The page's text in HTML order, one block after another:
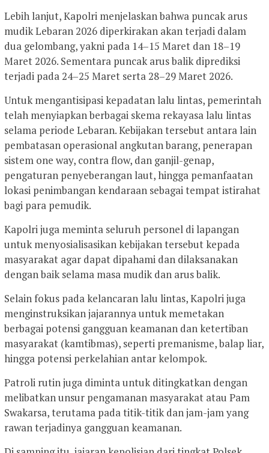
Lebih lanjut, Kapolri menjelaskan bahwa puncak arus
mudik Lebaran 2026 diperkirakan akan terjadi dalam
dua gelombang, yakni pada 14–15 Maret dan 18–19
Maret 2026. Sementara puncak arus balik diprediksi
terjadi pada 24–25 Maret serta 28–29 Maret 2026.
Untuk mengantisipasi kepadatan lalu lintas, pemerintah
telah menyiapkan berbagai skema rekayasa lalu lintas
selama periode Lebaran. Kebijakan tersebut antara lain
pembatasan operasional angkutan barang, penerapan
sistem one way, contra flow, dan ganjil-genap,
pengaturan penyeberangan laut, hingga pemanfaatan
lokasi penimbangan kendaraan sebagai tempat istirahat
bagi para pemudik.
Kapolri juga meminta seluruh personel di lapangan
untuk menyosialisasikan kebijakan tersebut kepada
masyarakat agar dapat dipahami dan dilaksanakan
dengan baik selama masa mudik dan arus balik.
Selain fokus pada kelancaran lalu lintas, Kapolri juga
menginstruksikan jajarannya untuk memetakan
berbagai potensi gangguan keamanan dan ketertiban
masyarakat (kamtibmas), seperti premanisme, balap liar,
hingga potensi perkelahian antar kelompok.
Patroli rutin juga diminta untuk ditingkatkan dengan
melibatkan unsur pengamanan masyarakat atau Pam
Swakarsa, terutama pada titik-titik dan jam-jam yang
rawan terjadinya gangguan keamanan.